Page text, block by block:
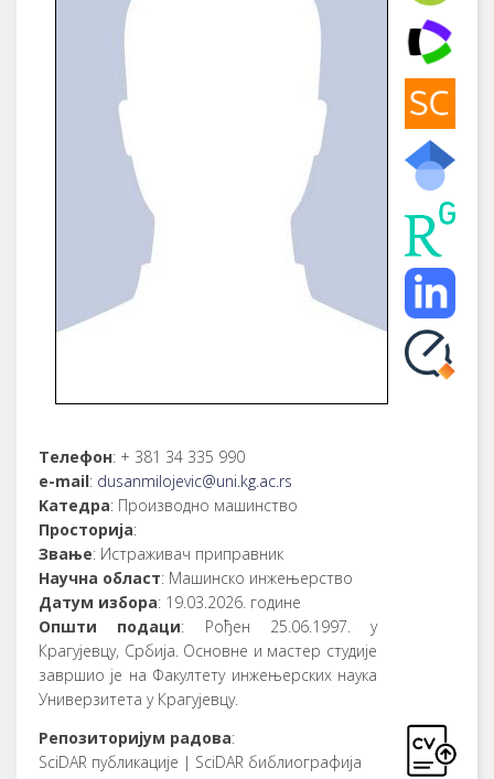
Телефон: + 381 34 335 990
е-mail: dusanmilojevic@uni.kg.ac.rs
Kатедра: Производно машинство
Просторија:
Звање: Истраживач приправник
Научна област: Машинско инжењерство
Датум избора: 19.03.2026. године
Општи подаци: Рођен 25.06.1997. у
Крагујевцу, Србија. Основне и мастер студије
завршио је на Факултету инжењерских наука
Универзитета у Крагујевцу.
Репозиторијум радова:
SciDAR публикације | SciDAR библиографија